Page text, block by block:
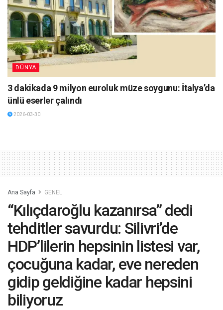
DÜNYA
3 dakikada 9 milyon euroluk müze soygunu: İtalya’da
ünlü eserler çalındı
2026-03-30
Ana Sayfa GENEL
“Kılıçdaroğlu kazanırsa” dedi
tehditler savurdu: Silivri’de
HDP’lilerin hepsinin listesi var,
çocuğuna kadar, eve nereden
gidip geldiğine kadar hepsini
biliyoruz